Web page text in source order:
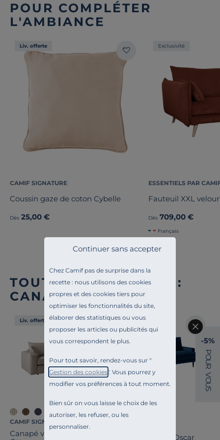
Chez Camif pas de surprise dans la
recette : nous utilisons des cookies
propres et des cookies tiers pour
optimiser les fonctionnalités du site,
élaborer des statistiques ou vous
proposer les articles ou publicités qui
vous correspondent le plus.
Pour tout savoir, rendez-vous sur "
Gestion des cookies". Vous pourrez y
modifier vos préférences à tout moment.
Bien sûr on vous laisse le choix de les
autoriser, les refuser, ou les
personnaliser.
Continuer sans accepter
POUR COMPLÉTER
L'AMBIANCE
Liv. offerte
CAMIF SIGNATURE
Coussin gaze de coton Cybelle
Dès 25,00 €
Exclusivité
ESSENTIELS PAR
Fauteuil XXL
Dès 709,00 €
Français
TOUTE NOTRE OFFRE :
CANAPÉS DROITS
Liv. offerte
CAMIF SIGNATURE
Canapé velours côtelé
Liv. offerte
Canapé velours Oscar
-5%
P
O
U
R
V
O
U
S